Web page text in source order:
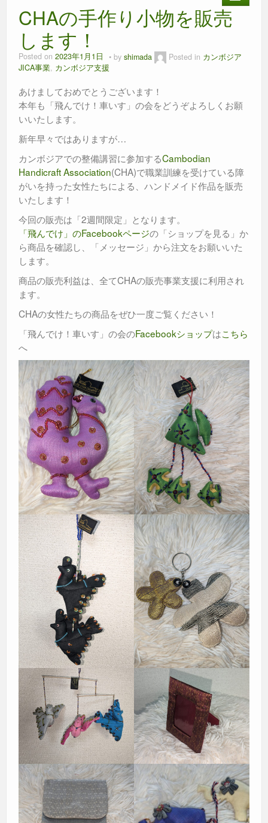
私たちの活動
CHAの手作り小物を販売
します！
Posted on 2023年1月1日 by shimada Posted in カンボジア
JICA事業, カンボジア支援
あけましておめでとうございます！
本年も「飛んでけ！車いす」の会をどうぞよろしくお願
いいたします。
新年早々ではありますが…
カンボジアでの整備講習に参加するCambodian
Handicraft Association(CHA)で職業訓練を受けている障
がいを持った女性たちによる、ハンドメイド作品を販売
いたします！
今回の販売は「2週間限定」となります。
「飛んでけ」のFacebookページの「ショップを見る」か
ら商品を確認し、「メッセージ」から注文をお願いいた
します。
商品の販売利益は、全てCHAの販売事業支援に利用され
ます。
CHAの女性たちの商品をぜひ一度ご覧ください！
「飛んでけ！車いす」の会のFacebookショップはこちら
へ